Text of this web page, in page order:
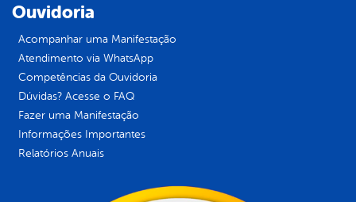
Ouvidoria
Acompanhar uma Manifestação
Atendimento via WhatsApp
Competências da Ouvidoria
Dúvidas? Acesse o FAQ
Fazer uma Manifestação
Informações Importantes
Relatórios Anuais